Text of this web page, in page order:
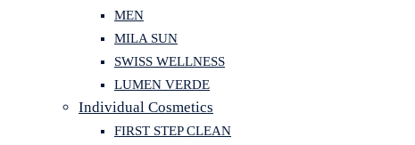
MEN
MILA SUN
SWISS WELLNESS
LUMEN VERDE
Individual Cosmetics
FIRST STEP CLEAN